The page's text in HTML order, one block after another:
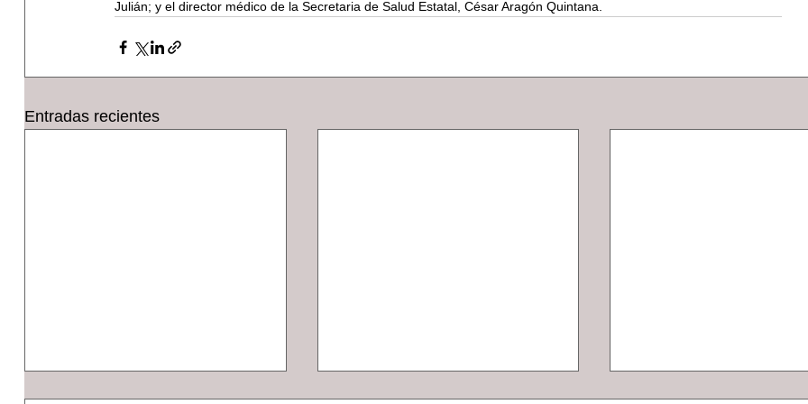
Julián; y el director médico de la Secretaria de Salud Estatal, César Aragón Quintana.
Entradas recientes